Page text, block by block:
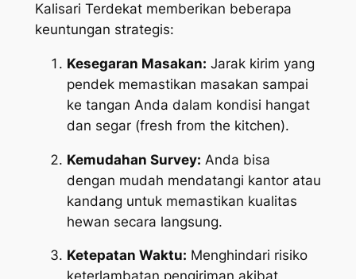
Kalisari Terdekat memberikan beberapa
keuntungan strategis:
Kesegaran Masakan: Jarak kirim yang
pendek memastikan masakan sampai
ke tangan Anda dalam kondisi hangat
dan segar (fresh from the kitchen).
Kemudahan Survey: Anda bisa
dengan mudah mendatangi kantor atau
kandang untuk memastikan kualitas
hewan secara langsung.
Ketepatan Waktu: Menghindari risiko